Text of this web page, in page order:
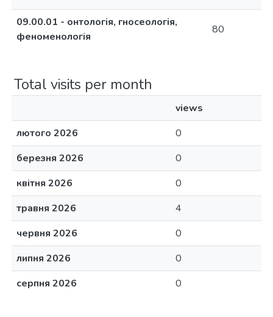
09.00.01 - онтологія, гносеологія,
феноменологія
80
Total visits per month
views
лютого 2026
0
березня 2026
0
квітня 2026
0
травня 2026
4
червня 2026
0
липня 2026
0
серпня 2026
0